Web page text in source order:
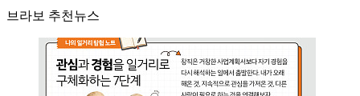
브라보 추천뉴스